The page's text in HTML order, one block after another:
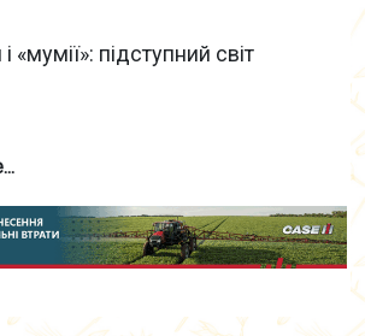
«мумії»: підступний світ